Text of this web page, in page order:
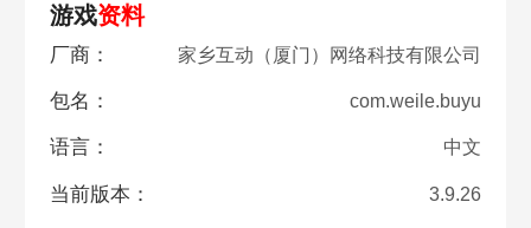
游戏资料
厂商： 家乡互动（厦门）网络科技有限公司
包名： com.weile.buyu
语言： 中文
当前版本： 3.9.26